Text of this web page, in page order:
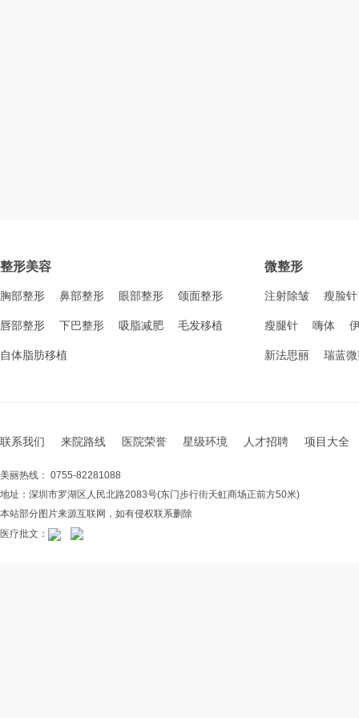
整形美容
胸部整形 鼻部整形 眼部整形 颌面整形
唇部整形 下巴整形 吸脂减肥 毛发移植
自体脂肪移植
微整形
注射除皱 瘦脸针
瘦腿针 嗨体
新法思丽 瑞蓝
联系我们 来院路线 医院荣誉 星级环境 人才招聘 项目大全
美丽热线： 0755-82281088
地址：深圳市罗湖区人民北路2083号(东门步行街天虹商场正前方50米)
本站部分图片来源互联网，如有侵权联系删除
医疗批文：